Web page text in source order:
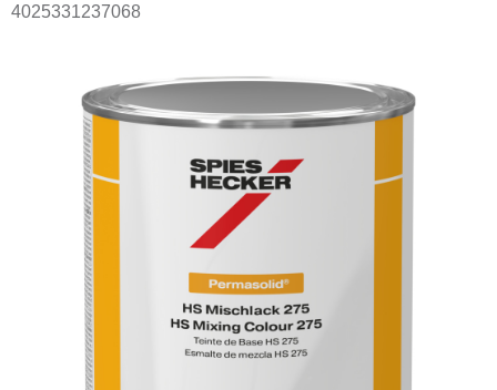
4025331237068